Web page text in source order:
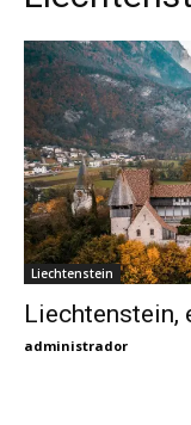
Liechtenstein
Liechtenstein,
administrador